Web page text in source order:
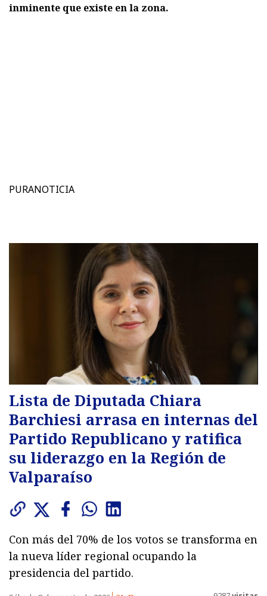
inminente que existe en la zona.
PURANOTICIA
Lista de Diputada Chiara
Barchiesi arrasa en internas del
Partido Republicano y ratifica
su liderazgo en la Región de
Valparaíso
Con más del 70% de los votos se transforma en
la nueva líder regional ocupando la
presidencia del partido.